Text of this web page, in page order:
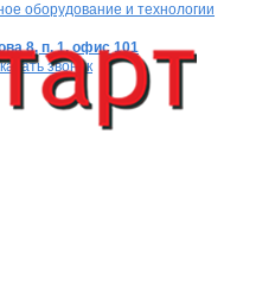
оборудование и технологии
8, п. 1, офис 101
звонок